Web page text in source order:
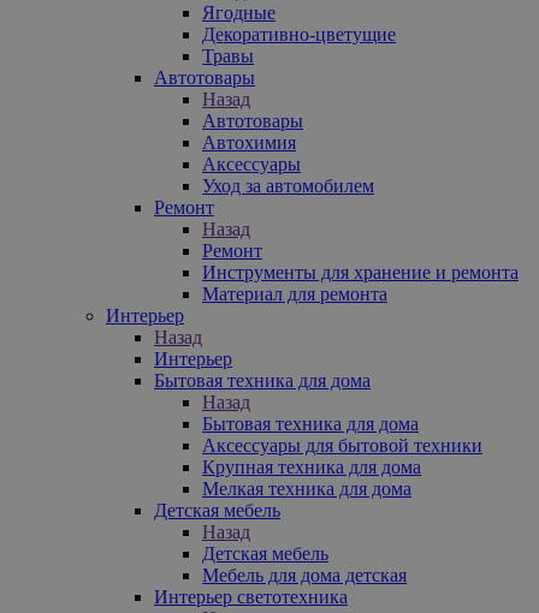
Ягодные
Декоративно-цветущие
Травы
Автотовары
Назад
Автотовары
Автохимия
Аксессуары
Уход за автомобилем
Ремонт
Назад
Ремонт
Инструменты для хранение и ремонта
Материал для ремонта
Интерьер
Назад
Интерьер
Бытовая техника для дома
Назад
Бытовая техника для дома
Аксессуары для бытовой техники
Крупная техника для дома
Мелкая техника для дома
Детская мебель
Назад
Детская мебель
Мебель для дома детская
Интерьер светотехника